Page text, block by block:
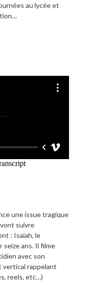
au lycée et
une issue tragique
suivre
: Isaiah, le
seize ans. Il filme
avec son
vertical rappelant
reels, etc…)